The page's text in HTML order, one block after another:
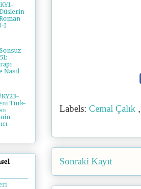
Labels: Cemal Çalık
Sonraki Kayıt
I
Nasıl
Türk-